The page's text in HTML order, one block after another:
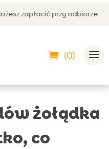
odbiorze
(0)
żołądka
co